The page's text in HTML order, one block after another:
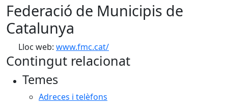
Federació de Municipis de
Catalunya
Lloc web: www.fmc.cat/
Contingut relacionat
Temes
Adreces i telèfons